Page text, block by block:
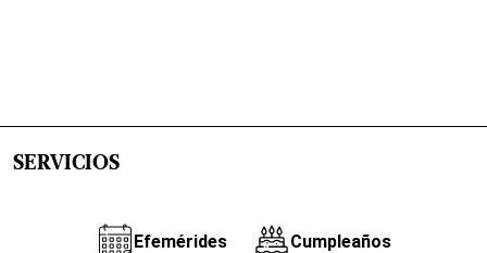
SERVICIOS
Efemérides Cumpleaños